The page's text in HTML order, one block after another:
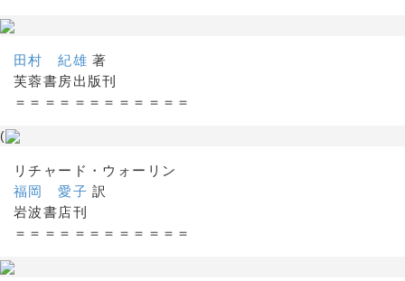
田村 紀雄 著
芙蓉書房出版刊
＝＝＝＝＝＝＝＝＝＝＝＝
(
リチャード・ウォーリン
福岡 愛子 訳
岩波書店刊
＝＝＝＝＝＝＝＝＝＝＝＝